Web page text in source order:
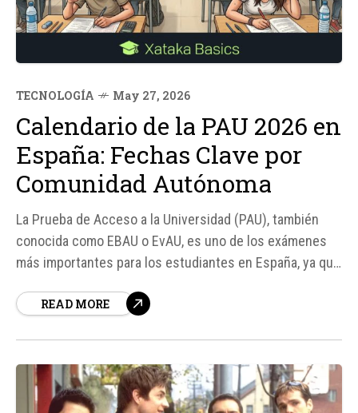
TECNOLOGÍA May 27, 2026
Calendario de la PAU 2026 en
España: Fechas Clave por
Comunidad Autónoma
La Prueba de Acceso a la Universidad (PAU), también
conocida como EBAU o EvAU, es uno de los exámenes
más importantes para los estudiantes en España, ya que
Aunque la mayoría de las comunidades autónomas
READ MORE